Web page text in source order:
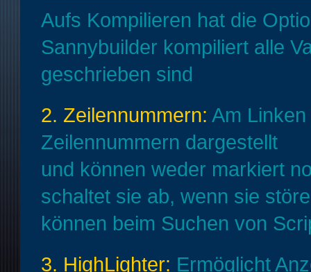
Aufs Kompilieren hat die
Sannybuilder kompiliert alle
geschrieben sind
2. Zeilennummern: Am
Zeilennummern dargestellt
und können weder markiert
schaltet sie ab, wenn sie
können beim Suchen von
3. HighLighter: Ermöglicht